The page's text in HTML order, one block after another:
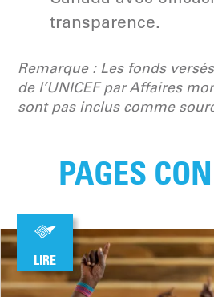
transparence.
Remarque : Les fonds
de l’UNICEF par Affaires
sont pas inclus comme
PAGES
LIRE